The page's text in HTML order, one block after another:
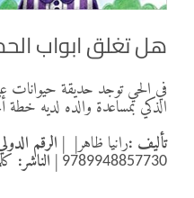
هل تغلق ابواب
في الحي توجد حديقة
الذكي بمساعدة والده لديه
تأليف :رانيا ظاهر|
| الرقم
9789948857730
| الناشر: